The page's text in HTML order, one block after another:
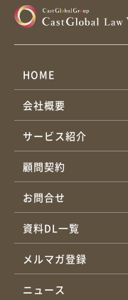
HOME
会社概要
サービス紹介
顧問契約
お問合せ
資料DL一覧
メルマガ登録
ニュース